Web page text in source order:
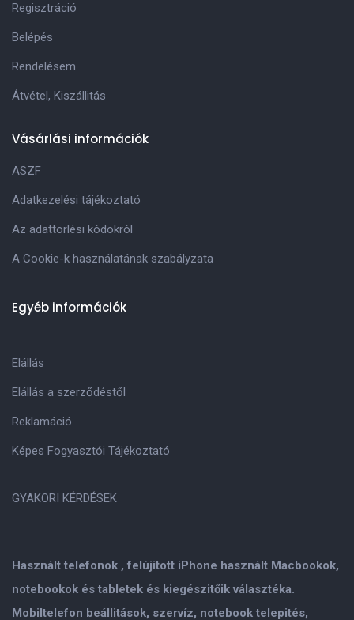
Használt telefonok , felújitott iPhone használt Macbookok,
notebookok és tabletek és kiegészitőik választéka.
Mobiltelefon beállitások, szervíz, notebook telepités,
Regisztráció
Belépés
Rendelésem
Átvétel, Kiszállitás
Vásárlási információk
ASZF
Adatkezelési tájékoztató
Az adattörlési kódokról
A Cookie-k használatának szabályzata
Egyéb információk
Elállás
Elállás a szerződéstől
Reklamáció
Képes Fogyasztói Tájékoztató
GYAKORI KÉRDÉSEK